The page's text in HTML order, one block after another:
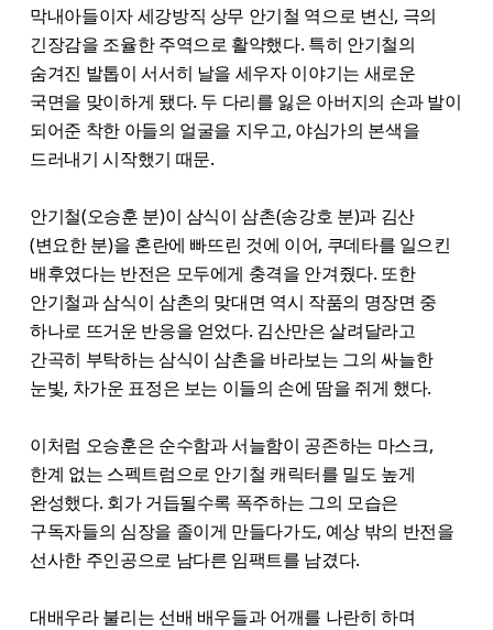
막내아들이자 세강방직 상무 안기철 역으로 변신, 극의
긴장감을 조율한 주역으로 활약했다. 특히 안기철의
숨겨진 발톱이 서서히 날을 세우자 이야기는 새로운
국면을 맞이하게 됐다. 두 다리를 잃은 아버지의 손과 발이
되어준 착한 아들의 얼굴을 지우고, 야심가의 본색을
드러내기 시작했기 때문.
안기철(오승훈 분)이 삼식이 삼촌(송강호 분)과 김산
(변요한 분)을 혼란에 빠뜨린 것에 이어, 쿠데타를 일으킨
배후였다는 반전은 모두에게 충격을 안겨줬다. 또한
안기철과 삼식이 삼촌의 맞대면 역시 작품의 명장면 중
하나로 뜨거운 반응을 얻었다. 김산만은 살려달라고
간곡히 부탁하는 삼식이 삼촌을 바라보는 그의 싸늘한
눈빛, 차가운 표정은 보는 이들의 손에 땀을 쥐게 했다.
이처럼 오승훈은 순수함과 서늘함이 공존하는 마스크,
한계 없는 스펙트럼으로 안기철 캐릭터를 밀도 높게
완성했다. 회가 거듭될수록 폭주하는 그의 모습은
구독자들의 심장을 졸이게 만들다가도, 예상 밖의 반전을
선사한 주인공으로 남다른 임팩트를 남겼다.
대배우라 불리는 선배 배우들과 어깨를 나란히 하며